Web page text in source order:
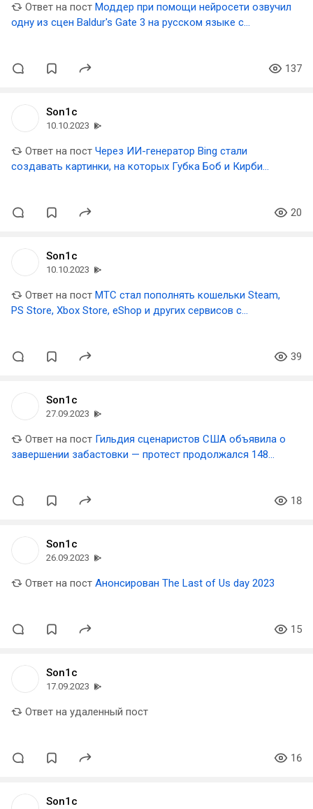
Ответ на пост Моддер при помощи нейросети озвучил
одну из сцен Baldur's Gate 3 на русском языке с
137
Son1c
10.10.2023
Ответ на пост Через ИИ-генератор Bing стали
создавать картинки, на которых Губка Боб и Кирби
20
Son1c
10.10.2023
Ответ на пост МТС стал пополнять кошельки Steam,
PS Store, Xbox Store, eShop и других сервисов с
39
Son1c
27.09.2023
Ответ на пост Гильдия сценаристов США объявила о
завершении забастовки — протест продолжался 148
18
Son1c
26.09.2023
Ответ на пост Анонсирован The Last of Us day 2023
15
Son1c
17.09.2023
Ответ на удаленный пост
16
Son1c